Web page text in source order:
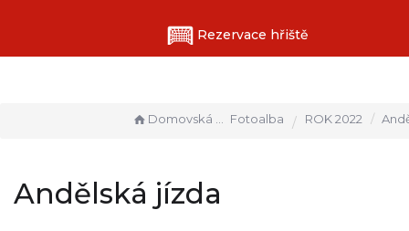
Rezervace hřiště
Domovská stránka Fotoalba ROK 2022
Andělská jízda